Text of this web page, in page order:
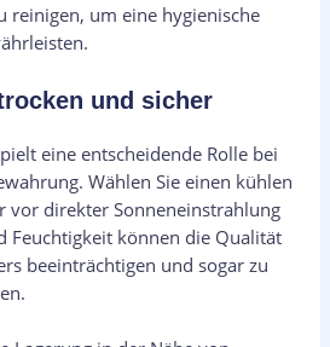
reinigen, um eine hygienische
und sicher
eine entscheidende Rolle bei
Wählen Sie einen kühlen
vor direkter Sonneneinstrahlung
Feuchtigkeit können die Qualität
beeinträchtigen und sogar zu